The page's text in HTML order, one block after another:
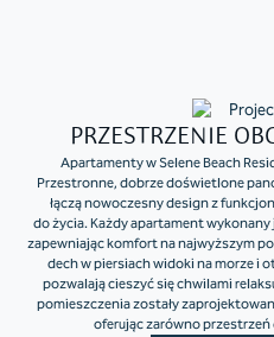
PRZESTRZENIE
Apartamenty w Selene Beach
Przestronne, dobrze doświetlone
łączą nowoczesny design z
do życia. Każdy apartament
zapewniając komfort na najwyższym
dech w piersiach widoki na morze i
pozwalają cieszyć się chwilami
pomieszczenia zostały
oferując zarówno